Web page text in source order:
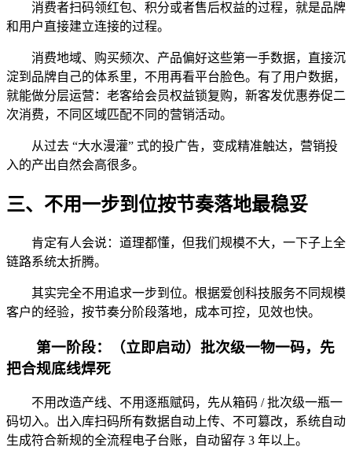
消费者扫码领红包、积分或者售后权益的过程，就是品牌
和用户直接建立连接的过程。
消费地域、购买频次、产品偏好这些第一手数据，直接沉
淀到品牌自己的体系里，不用再看平台脸色。有了用户数据，
就能做分层运营：老客给会员权益锁复购，新客发优惠券促二
次消费，不同区域匹配不同的营销活动。
从过去 “大水漫灌” 式的投广告，变成精准触达，营销投
入的产出自然会高很多。
三、不用一步到位按节奏落地最稳妥
肯定有人会说：道理都懂，但我们规模不大，一下子上全
链路系统太折腾。
其实完全不用追求一步到位。根据爱创科技服务不同规模
客户的经验，按节奏分阶段落地，成本可控，见效也快。
第一阶段：（立即启动）批次级一物一码，先
把合规底线焊死
不用改造产线、不用逐瓶赋码，先从箱码 / 批次级一瓶一
码切入。出入库扫码所有数据自动上传、不可篡改，系统自动
生成符合新规的全流程电子台账，自动留存 3 年以上。